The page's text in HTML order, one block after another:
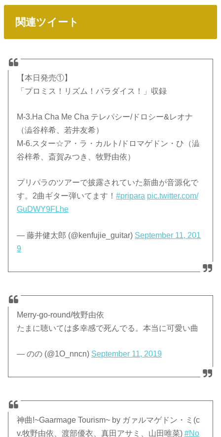
関連ツイート
【本日発売①】
「プロミス！リズム！パラダイス！」収録
M-3.Ha Cha Me Cha テレパシー/ドロシー&レオナ
（澁谷梓希、若井友希）
M-6.スター☆ア・ラ・カルト/ドロマゲドン・ひ（澁
谷梓希、斎賀みつき、牧野由依）
プリパラのツアーで披露されていた新曲が音源化で
す。2曲ギター弾いてます！#pripara pic.twitter.com/
GuDWY9FLhe
— 藤井健太郎 (@kenfujie_guitar) September 11, 201
9
Merry-go-round/牧野由依
たまに聴いては多幸感で死んでる。本当に可愛い曲
— のの (@1O_nncn) September 11, 2019
神曲!~Gaarmage Tourism~ by ガァルマゲドン・ミ(c
v.牧野由依、渡部優衣、真田アサミ、山田唯菜)#No